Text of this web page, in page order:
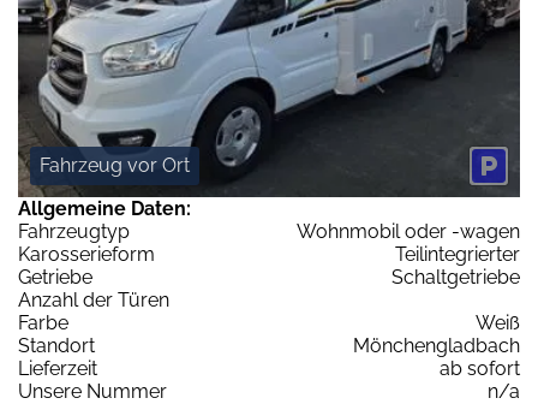
Fahrzeug vor Ort
Allgemeine Daten:
Fahrzeugtyp
Wohnmobil oder -wagen
Karosserieform
Teilintegrierter
Getriebe
Schaltgetriebe
Anzahl der Türen
Farbe
Weiß
Standort
Mönchengladbach
Lieferzeit
ab sofort
Unsere Nummer
n/a